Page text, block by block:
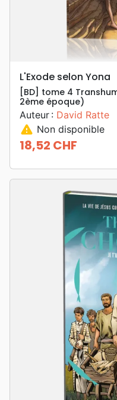
L'Exode selon Yona
[BD] tome 4
2ème époque)
Auteur : David Ratte
warning Non disponible
Prix
18,52 CHF